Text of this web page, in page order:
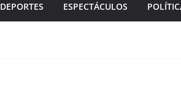
DEPORTES ESPECTÁCULOS